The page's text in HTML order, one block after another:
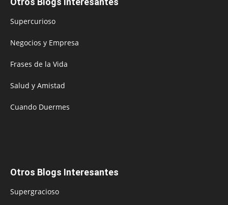
Supercurioso
Negocios y Empresa
Frases de la Vida
Salud y Amistad
Cuando Duermes
Otros Blogs Interesantes
Supergracioso